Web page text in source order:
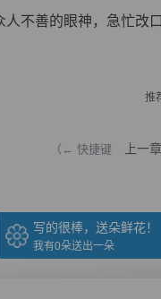
不善的眼神，急忙改
推
（← 快捷键 上一章
写的很棒，送朵鲜花！
我有0朵送出一朵